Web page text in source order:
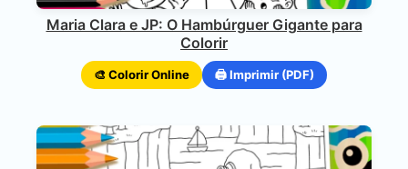
Maria Clara e JP: O Hambúrguer Gigante para
Colorir
🎨 Colorir Online 🖨️ Imprimir (PDF)